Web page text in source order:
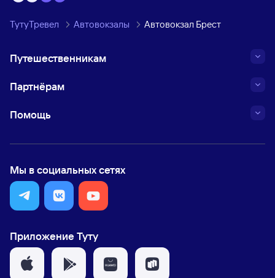
ТутуТревел Автовокзалы Автовокзал Брест
Путешественникам
Партнёрам
Помощь
Мы в социальных сетях
Приложение Туту